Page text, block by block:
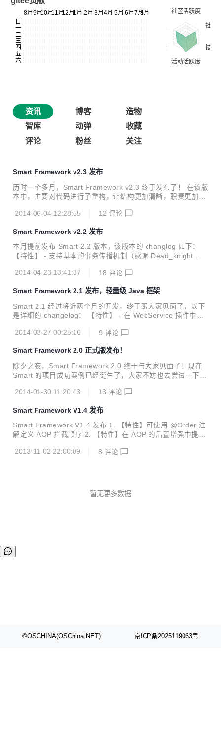
资讯 博客
造物
智库
动弹
收藏
评论
粉丝 关注
Smart Framework v2.3 发布
历时一个多月，Smart Framework v2.3 终于发布了！ 在该版
本中，主要对代码进行了重构，让结构更加清晰，职责更加合
的实现，这样非常方便开发者进行扩展或定制。此外，还提供
eb 的插件（WebPlugin），可实现 Servlet/Filter/Listener 的
注册 提供 DataSourceFactory 接口及其默认实现，可配置相
应的连接池实现 提供 ClassScanner 接口及其默认实现 提供
2014-06-04 12:28:55 12 评论
Smart Framework v2.2 发布
本月提前发布 Smart 2.2 版本，该版本的 changlog 如下：
【特性】 - 支持基本的事务传播机制（感谢 Dead_knight 提
user 提供的建议） - 提供 Smart Cache 模块，默认基于内存
e for EhCache 实现 - 提供 Smart Cache for Redis 实现（感
谢 鲁家宁 提供的实现） - 可通过前缀在 smart.properties 中
获取相关的属性（感谢 abel533 提供的建议） ...
2014-04-23 13:41:37 18 评论
Smart Framework 2.1 发布，轻量级 Java 框架
Smart 2.1 经过将近两个月的开发，终于跟大家见面了，以下
是详细的 changelog： 【特性】 - 在 WebService 插件中支
- 提供 Smart SSO 模块，封装了 CAS 单点登录框架【#21】
4】 - 新增 XML-RPC 插件【#48】 - 可在 web.xml 中配置错
误页面 - 提供 Smart Security 模块，封装了 Shiro 权限控制
框架 - 可配置应用首页（app.home_page），默...
2014-03-27 00:25:16 9 评论
Smart Framework 2.0 正式版发布！
除夕之夜，Smart Framework 2.0 终于与大家见面了！现在
Smart 的项目成功案例已经诞生了，大家不妨也去尝试一下
别是： Cache：基于注解或使用 Cache API WebService：
I18N：国际化多语言包 Job：基于 Quartz 的 cron 表达式的
任务调度框架 Hessian：通过 HTTP 传输二进制数据 Templa
te：基于 Velocity 的模板引擎 对于框架而言，包括以下内
2014-01-30 11:20:43 13 评论
Smart Framework V1.4 发布
Smart Framework V1.4 发布 1. 【特性】可使用 @Order 注
解定义 AOP 拦截顺序 2. 【特性】在 AOP 的后置增强中提供
4. 【改进】使用链式 AOP 重构了事务控制代理 5. 【改进】
2013-11-02 22:00:09 8 评论
暂无更多数据
©OSCHINA(OSChina.NET) 京ICP备2025119063号